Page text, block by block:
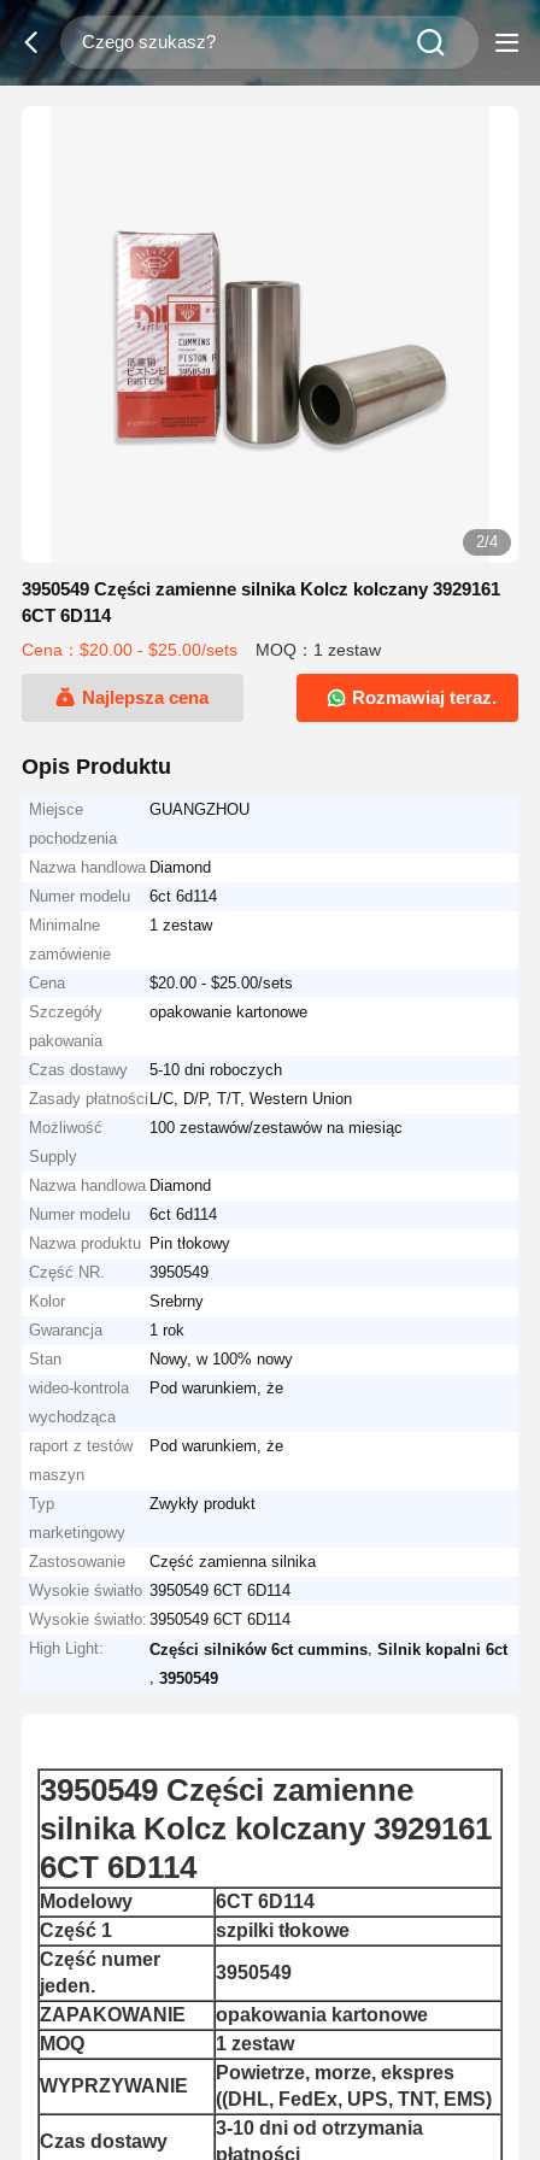
2/4
3950549 Części zamienne silnika Kolcz kolczany 3929161
6CT 6D114
Cena：$20.00 - $25.00/sets MOQ：1 zestaw
Najlepsza cena Rozmawiaj teraz.
Opis Produktu
Miejsce
pochodzenia
GUANGZHOU
Nazwa handlowa Diamond
Numer modelu
6ct 6d114
Minimalne
zamówienie
1 zestaw
Cena
$20.00 - $25.00/sets
Szczegóły
pakowania
opakowanie kartonowe
Czas dostawy
5-10 dni roboczych
Zasady płatności L/C, D/P, T/T, Western Union
Możliwość
Supply
100 zestawów/zestawów na miesiąc
Nazwa handlowa Diamond
Numer modelu
6ct 6d114
Nazwa produktu Pin tłokowy
Część NR.
3950549
Kolor
Srebrny
Gwarancja
1 rok
Stan
Nowy, w 100% nowy
wideo-kontrola
wychodząca
Pod warunkiem, że
raport z testów
maszyn
Pod warunkiem, że
Typ
marketingowy
Zwykły produkt
Zastosowanie
Część zamienna silnika
Wysokie światło 3950549 6CT 6D114
Wysokie światło: 3950549 6CT 6D114
High Light:
Części silników 6ct cummins ,Silnik kopalni 6ct
,3950549
3950549 Części zamienne
silnika Kolcz kolczany 3929161
6CT 6D114
Modelowy
6CT 6D114
Część 1
szpilki tłokowe
Część numer
jeden.
3950549
ZAPAKOWANIE
opakowania kartonowe
MOQ
1 zestaw
WYPRZYWANIE
Powietrze, morze, ekspres
((DHL, FedEx, UPS, TNT, EMS)
Czas dostawy
3-10 dni od otrzymania
płatności